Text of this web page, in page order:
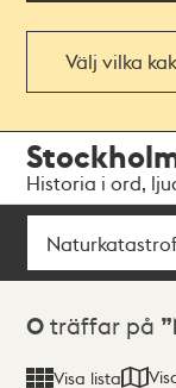
Välj vilka
navigationen
huvudinnehållet
Historia i ord,
Sök
Sökresultat
0 träffar på
Visa lista